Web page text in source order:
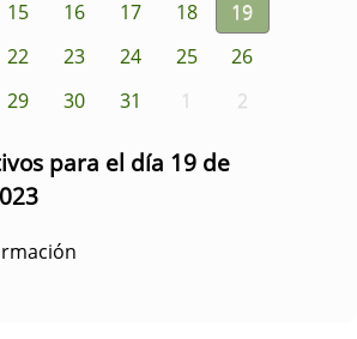
15 16 17 18
19
22 23 24 25
26
29 30 31 1 2
para el día 19 de